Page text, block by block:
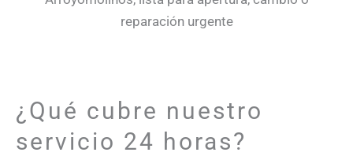
¿Qué cubre nuestro
servicio 24 horas?